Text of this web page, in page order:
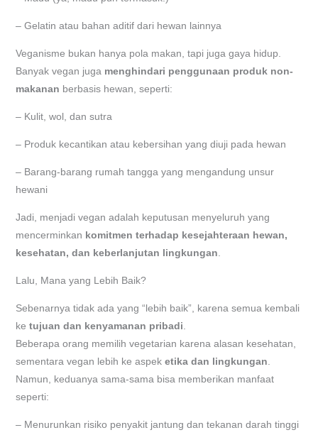
– Gelatin atau bahan aditif dari hewan lainnya
Veganisme bukan hanya pola makan, tapi juga gaya hidup.
Banyak vegan juga menghindari penggunaan produk non-
makanan berbasis hewan, seperti:
– Kulit, wol, dan sutra
– Produk kecantikan atau kebersihan yang diuji pada hewan
– Barang-barang rumah tangga yang mengandung unsur
hewani
Jadi, menjadi vegan adalah keputusan menyeluruh yang
mencerminkan komitmen terhadap kesejahteraan hewan,
kesehatan, dan keberlanjutan lingkungan
Lalu, Mana yang Lebih Baik?
Sebenarnya tidak ada yang “lebih baik”, karena semua kembali
ke tujuan dan kenyamanan pribadi
Beberapa orang memilih vegetarian karena alasan kesehatan,
sementara vegan lebih ke aspek etika dan lingkungan
Namun, keduanya sama-sama bisa memberikan manfaat
seperti:
– Menurunkan risiko penyakit jantung dan tekanan darah tinggi